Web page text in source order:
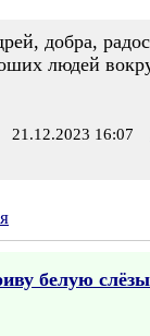
добра,
людей
21.12.2023 16:07
белую